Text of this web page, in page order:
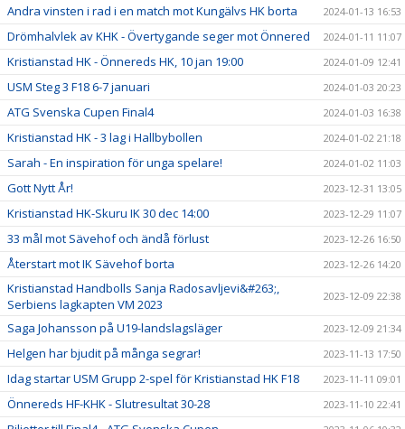
Andra vinsten i rad i en match mot Kungälvs HK borta 2024-01-13 16:53
Drömhalvlek av KHK - Övertygande seger mot Önnered 2024-01-11 11:07
Kristianstad HK - Önnereds HK, 10 jan 19:00 2024-01-09 12:41
USM Steg 3 F18 6-7 januari 2024-01-03 20:23
ATG Svenska Cupen Final4 2024-01-03 16:38
Kristianstad HK - 3 lag i Hallbybollen 2024-01-02 21:18
Sarah - En inspiration för unga spelare! 2024-01-02 11:03
Gott Nytt År! 2023-12-31 13:05
Kristianstad HK-Skuru IK 30 dec 14:00 2023-12-29 11:07
33 mål mot Sävehof och ändå förlust 2023-12-26 16:50
Återstart mot IK Sävehof borta 2023-12-26 14:20
Kristianstad Handbolls Sanja Radosavljevi&#263;,
Serbiens lagkapten VM 2023
2023-12-09 22:38
Saga Johansson på U19-landslagsläger 2023-12-09 21:34
Helgen har bjudit på många segrar! 2023-11-13 17:50
Idag startar USM Grupp 2-spel för Kristianstad HK F18 2023-11-11 09:01
Önnereds HF-KHK - Slutresultat 30-28 2023-11-10 22:41